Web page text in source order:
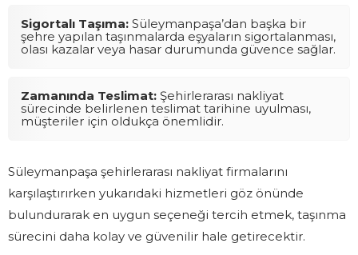
Sigortalı Taşıma: Süleymanpaşa’dan başka bir
şehre yapılan taşınmalarda eşyaların sigortalanması,
olası kazalar veya hasar durumunda güvence sağlar.
Zamanında Teslimat: Şehirlerarası nakliyat
sürecinde belirlenen teslimat tarihine uyulması,
müşteriler için oldukça önemlidir.
Süleymanpaşa şehirlerarası nakliyat firmalarını
karşılaştırırken yukarıdaki hizmetleri göz önünde
bulundurarak en uygun seçeneği tercih etmek, taşınma
sürecini daha kolay ve güvenilir hale getirecektir.